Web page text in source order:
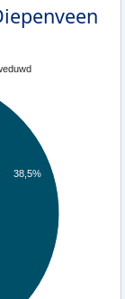
38,5%